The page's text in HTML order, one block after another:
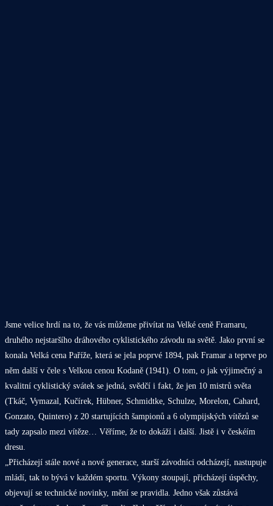
Jsme velice hrdí na to, že vás můžeme přivítat na Velké ceně Framaru,
druhého nejstaršího dráhového cyklistického závodu na světě. Jako první se
konala Velká cena Paříže, která se jela poprvé 1894, pak Framar a teprve po
něm další v čele s Velkou cenou Kodaně (1941). O tom, o jak výjimečný a
kvalitní cyklistický svátek se jedná, svědčí i fakt, že jen 10 mistrů světa
(Tkáč, Vymazal, Kučírek, Hübner, Schmidtke, Schulze, Morelon, Cahard,
Gonzato, Quintero) z 20 startujících šampionů a 6 olympijských vítězů se
tady zapsalo mezi vítěze… Věříme, že to dokáží i další. Jistě i v českéím
dresu.
„Přicházejí stále nové a nové generace, starší závodníci odcházejí, nastupuje
mládí, tak to bývá v každém sportu. Výkony stoupají, přicházejí úspěchy,
objevují se technické novinky, mění se pravidla. Jedno však zůstává